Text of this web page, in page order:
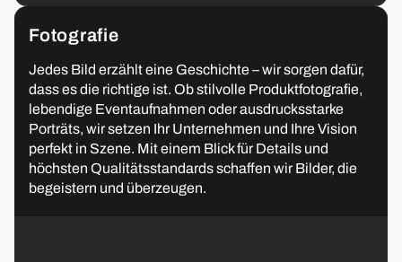
Fotografie
Jedes Bild erzählt eine Geschichte – wir sorgen dafür,
dass es die richtige ist. Ob stilvolle Produktfotografie,
lebendige Eventaufnahmen oder ausdrucksstarke
Porträts, wir setzen Ihr Unternehmen und Ihre Vision
perfekt in Szene. Mit einem Blick für Details und
höchsten Qualitätsstandards schaffen wir Bilder, die
begeistern und überzeugen.